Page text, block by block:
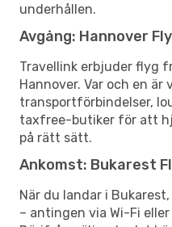
underhållen.
Avgång: Hannover
Travellink erbjuder flyg
Hannover. Var och en
transportförbindelser,
taxfree-butiker för att
på rätt sätt.
Ankomst: Bukarest
När du landar i
– antingen via Wi-Fi